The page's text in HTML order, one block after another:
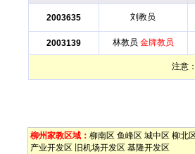
2003635 刘教员
2003139 林教员 金牌教员
注意
柳州家教区域： 柳南区 鱼峰区 城中区 柳北
产业开发区
旧机场开发区 基隆开发区